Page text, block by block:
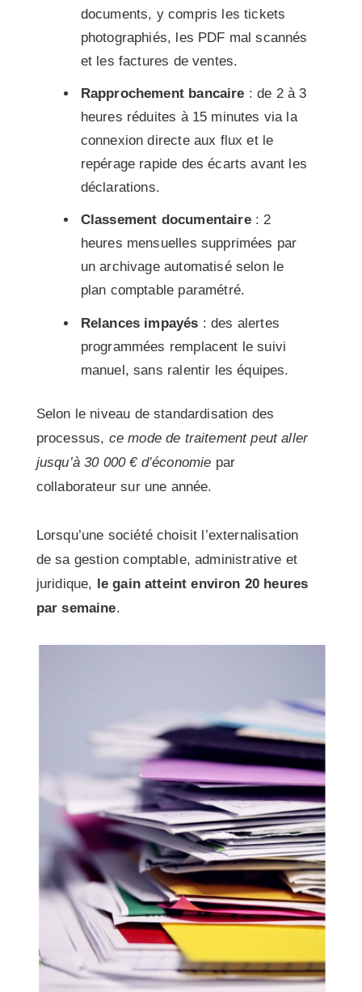
documents, y compris les tickets
photographiés, les PDF mal scannés
et les factures de ventes.
Rapprochement bancaire : de 2 à 3
heures réduites à 15 minutes via la
connexion directe aux flux et le
repérage rapide des écarts avant les
déclarations.
Classement documentaire: 2
heures mensuelles supprimées par
un archivage automatisé selon le
plan comptable paramétré.
Relances impayés : des alertes
programmées remplacent le suivi
manuel, sans ralentir les équipes.
Selon le niveau de standardisation des
processus, ce mode de traitement peut aller
jusqu’à 30 000 € d’économie par
collaborateur sur une année.
Lorsqu’une société choisit l’externalisation
de sa gestion comptable, administrative et
juridique, le gain atteint environ 20 heures
par semaine.